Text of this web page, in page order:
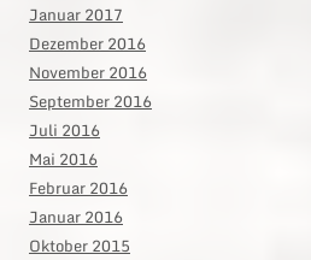
Januar 2017
Dezember 2016
November 2016
September 2016
Juli 2016
Mai 2016
Februar 2016
Januar 2016
Oktober 2015